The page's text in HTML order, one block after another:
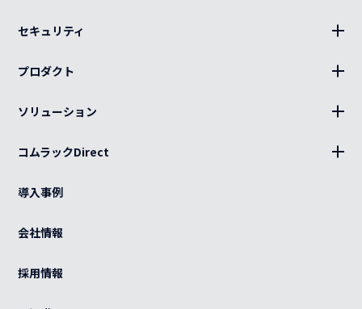
セキュリティ
プロダクト
キャビネット、部材
分電盤
特注品
OEM
ソリューション
キッティング
熱対策
カスタマイズ
コムラックDirect
カート
ご利用ガイド
導入事例
会社情報
採用情報